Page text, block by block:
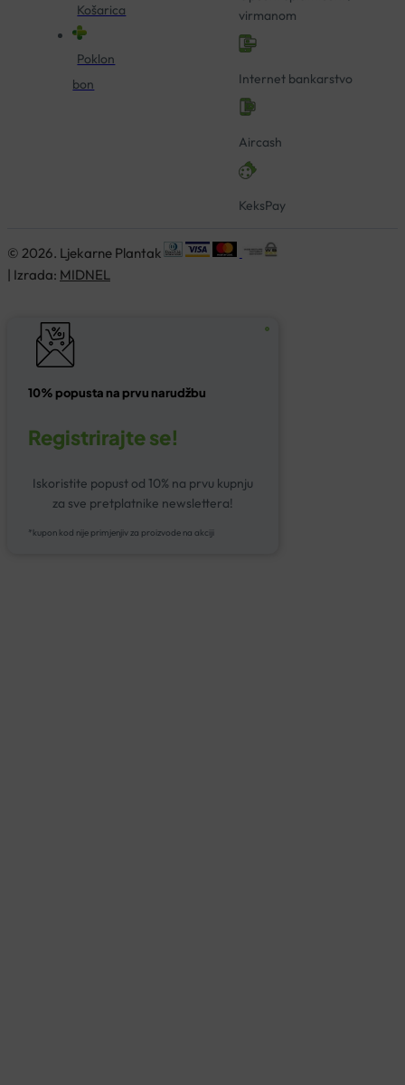
Košarica
Poklon
bon
virmanom
Internet bankarstvo
Aircash
KeksPay
© 2026. Ljekarne Plantak
| Izrada: MIDNEL
10% popusta na prvu narudžbu
Registrirajte se!
Iskoristite popust od 10% na prvu kupnju
za sve pretplatnike newslettera!
*kupon kod nije primjenjiv za proizvode na akciji